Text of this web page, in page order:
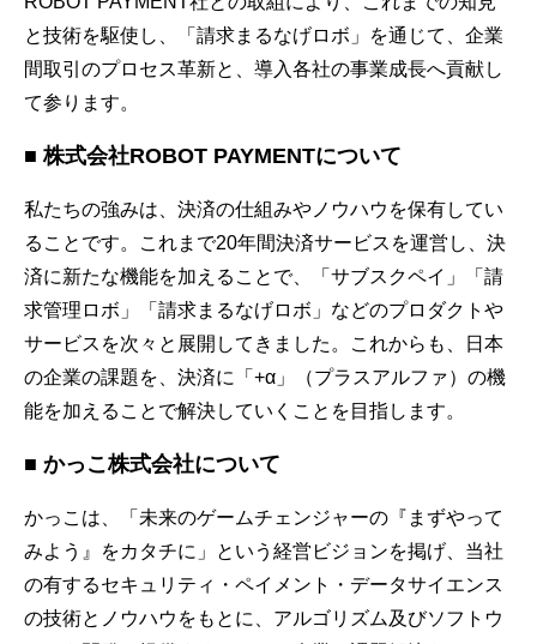
と技術を駆使し、「請求まるなげロボ」を通じて、企業
間取引のプロセス革新と、導入各社の事業成長へ貢献し
て参ります。
■ 株式会社ROBOT PAYMENTについて
私たちの強みは、決済の仕組みやノウハウを保有してい
ることです。これまで20年間決済サービスを運営し、決
済に新たな機能を加えることで、「サブスクペイ」「請
求管理ロボ」「請求まるなげロボ」などのプロダクトや
サービスを次々と展開してきました。これからも、日本
の企業の課題を、決済に「+α」（プラスアルファ）の機
能を加えることで解決していくことを目指します。
■ かっこ株式会社について
かっこは、「未来のゲームチェンジャーの『まずやって
みよう』をカタチに」という経営ビジョンを掲げ、当社
の有するセキュリティ・ペイメント・データサイエンス
の技術とノウハウをもとに、アルゴリズム及びソフトウ